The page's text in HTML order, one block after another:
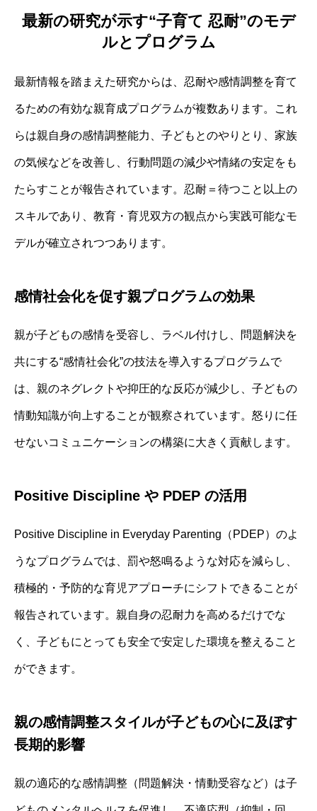
最新の研究が示す“子育て 忍耐”のモデ
ルとプログラム
最新情報を踏まえた研究からは、忍耐や感情調整を育て
るための有効な親育成プログラムが複数あります。これ
らは親自身の感情調整能力、子どもとのやりとり、家族
の気候などを改善し、行動問題の減少や情緒の安定をも
たらすことが報告されています。忍耐＝待つこと以上の
スキルであり、教育・育児双方の観点から実践可能なモ
デルが確立されつつあります。
感情社会化を促す親プログラムの効果
親が子どもの感情を受容し、ラベル付けし、問題解決を
共にする“感情社会化”の技法を導入するプログラムで
は、親のネグレクトや抑圧的な反応が減少し、子どもの
情動知識が向上することが観察されています。怒りに任
せないコミュニケーションの構築に大きく貢献します。
Positive Discipline や PDEP の活用
Positive Discipline in Everyday Parenting（PDEP）のよ
うなプログラムでは、罰や怒鳴るような対応を減らし、
積極的・予防的な育児アプローチにシフトできることが
報告されています。親自身の忍耐力を高めるだけでな
く、子どもにとっても安全で安定した環境を整えること
ができます。
親の感情調整スタイルが子どもの心に及ぼす
長期的影響
親の適応的な感情調整（問題解決・情動受容など）は子